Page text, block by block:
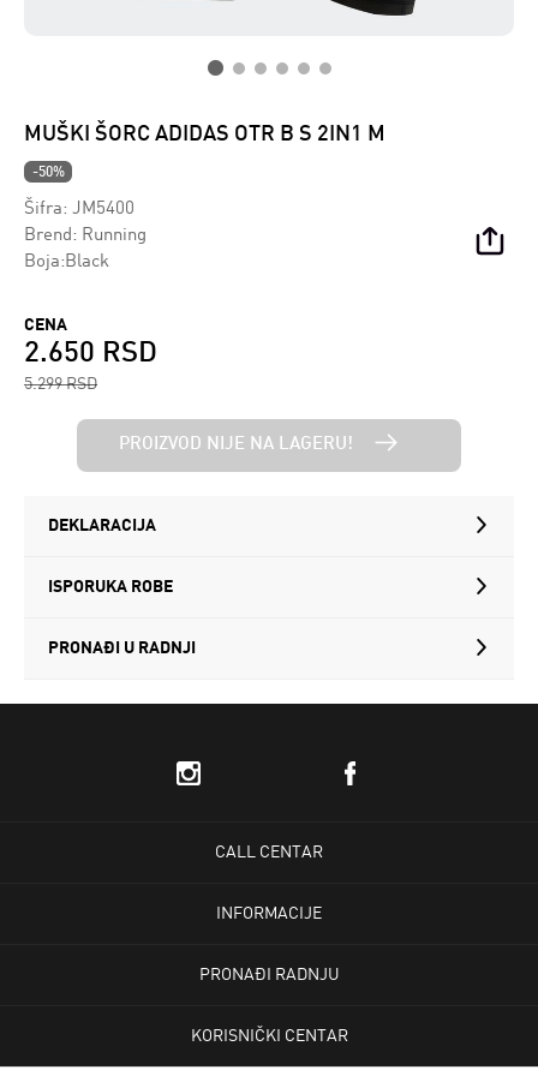
MUŠKI ŠORC ADIDAS OTR B S 2IN1 M
-50%
Šifra: JM5400
Brend: Running
Boja:Black
CENA
2.650 RSD
5.299 RSD
PROIZVOD NIJE NA LAGERU!
DEKLARACIJA
ISPORUKA ROBE
PRONAĐI U RADNJI
CALL CENTAR
INFORMACIJE
PRONAĐI RADNJU
KORISNIČKI CENTAR